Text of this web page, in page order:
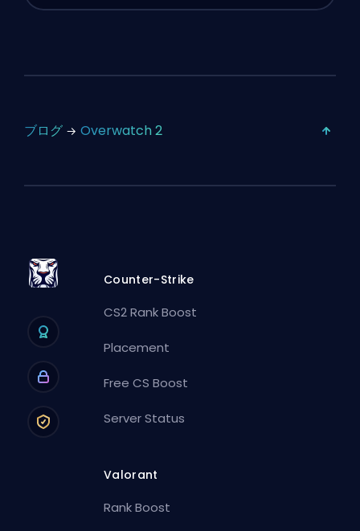
ブログ Overwatch 2
Counter-Strike
CS2 Rank Boost
Placement
Free CS Boost
Server Status
Valorant
Rank Boost